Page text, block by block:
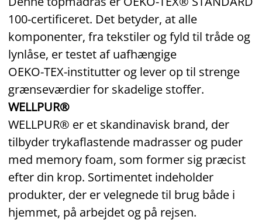
100‑certificeret. Det betyder, at alle
komponenter, fra tekstiler og fyld til tråde og
lynlåse, er testet af uafhængige
OEKO‑TEX‑institutter og lever op til strenge
grænseværdier for skadelige stoffer.
WELLPUR®
WELLPUR® er et skandinavisk brand, der
tilbyder trykaflastende madrasser og puder
med memory foam, som former sig præcist
efter din krop. Sortimentet indeholder
produkter, der er velegnede til brug både i
hjemmet, på arbejdet og på rejsen.